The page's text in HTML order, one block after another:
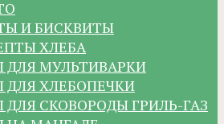
И БИСКВИТЫ
ХЛЕБА
ДЛЯ МУЛЬТИВАРКИ
ДЛЯ ХЛЕБОПЕЧКИ
ДЛЯ СКОВОРОДЫ ГРИЛЬ-ГАЗ